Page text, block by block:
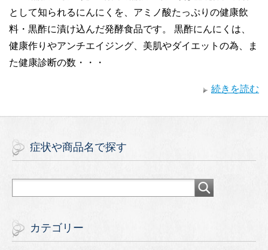
として知られるにんにくを、アミノ酸たっぷりの健康飲
料・黒酢に漬け込んだ発酵食品です。 黒酢にんにくは、
健康作りやアンチエイジング、美肌やダイエットの為、ま
た健康診断の数・・・
続きを読む
症状や商品名で探す
カテゴリー